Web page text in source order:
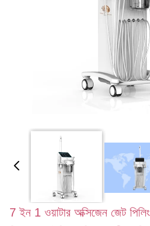
7 ইন 1 ওয়াটার অক্সিজেন জেট